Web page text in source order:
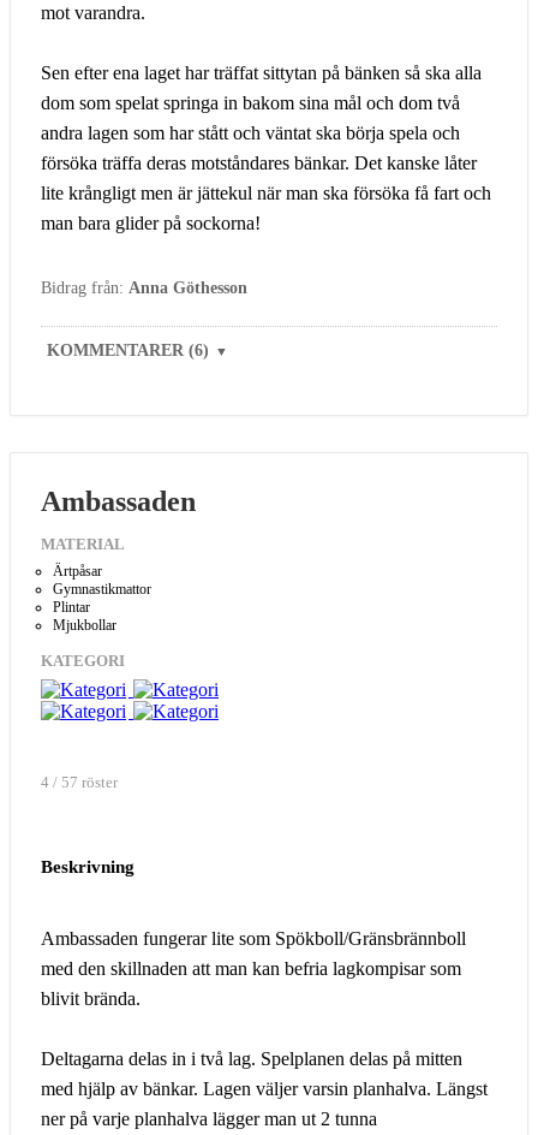
mot varandra.
Sen efter ena laget har träffat sittytan på bänken så ska alla
dom som spelat springa in bakom sina mål och dom två
andra lagen som har stått och väntat ska börja spela och
försöka träffa deras motståndares bänkar. Det kanske låter
lite krångligt men är jättekul när man ska försöka få fart och
man bara glider på sockorna!
Bidrag från: Anna Göthesson
KOMMENTARER (6) ▼
Ambassaden
MATERIAL
Ärtpåsar
Gymnastikmattor
Plintar
Mjukbollar
KATEGORI
4 / 57 röster
Beskrivning
Ambassaden fungerar lite som Spökboll/Gränsbrännboll
med den skillnaden att man kan befria lagkompisar som
blivit brända.
Deltagarna delas in i två lag. Spelplanen delas på mitten
med hjälp av bänkar. Lagen väljer varsin planhalva. Längst
ner på varje planhalva lägger man ut 2 tunna